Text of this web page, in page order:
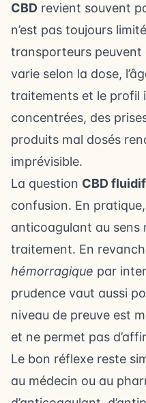
CBD revient souvent
n’est pas toujours
transporteurs peuvent
varie selon la dose,
traitements et le profil
concentrées, des
produits mal dosés
imprévisible.
La question CBD
confusion. En pratique,
anticoagulant au sens
traitement. En
hémorragique par
prudence vaut aussi
niveau de preuve est
et ne permet pas
Le bon réflexe reste
au médecin ou au